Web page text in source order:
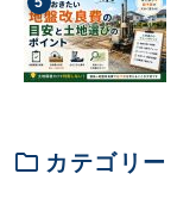
folder カテゴリー